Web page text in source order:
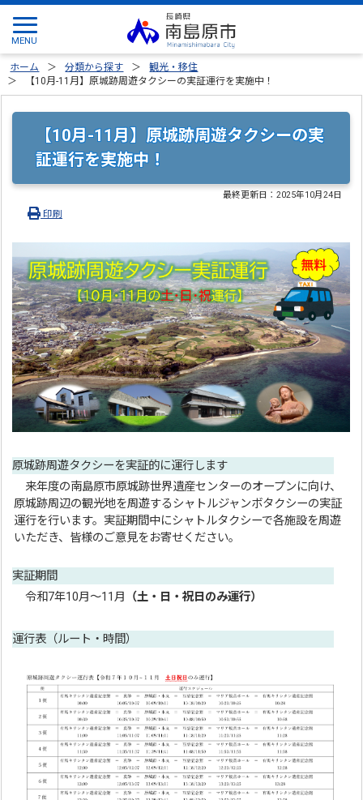
ホーム 分類から探す
観光・移住
【10月-11月】原城跡周遊タクシーの実証運行を実施中！
【10月-11月】原城跡周遊タクシーの実
証運行を実施中！
最終更新日：2025年10月24日
印刷
原城跡周遊タクシーを実証的に運行します
来年度の南島原市原城跡世界遺産センターのオープンに向け、
原城跡周辺の観光地を周遊するシャトルジャンボタクシーの実証
運行を行います。実証期間中にシャトルタクシーで各施設を周遊
いただき、皆様のご意見をお寄せください。
実証期間
令和7年10月～11月
（土・日・祝日のみ運行）
運行表（ルート・時間）